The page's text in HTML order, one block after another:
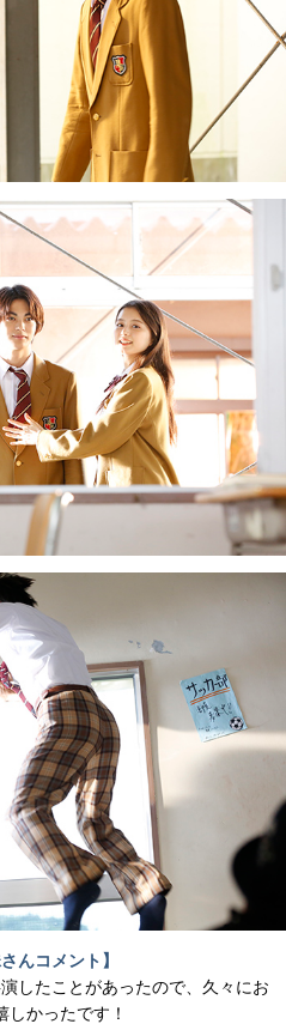
んコメント】
したことがあったので、久々にお
しかったです！